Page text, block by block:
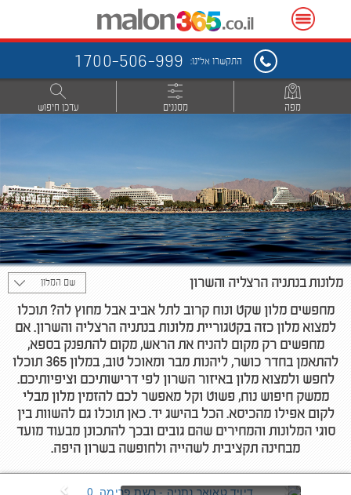
התקשרו אלינו: 1700-506-999
מפה מסננים עדכן חיפוש
מלונות בנתניה הרצליה והשרון שם המלון
מחפשים מלון שקט ונוח קרוב לתל אביב אבל מחוץ לה? תוכלו
למצוא מלון כזה בקטגוריית מלונות בנתניה הרצליה והשרון. אם
מחפשים רק מקום להניח את הראש, מקום להתפנק בספא,
להתאמן בחדר כושר, ליהנות מבר ומאוכל טוב, במלון 365 תוכלו
לחפש ולמצוא מלון באיזור השרון לפי דרישותיכם וציפיותיכם.
ממשק חיפוש נוח, פשוט וקל מאפשר לכם להזמין מלון מבלי
לקום אפילו מהכיסא. הכל בהישג יד. כאן תוכלו גם להשוות בין
סוגי המלונות והמחירים שהם גובים ובכך להתכונן מבעוד מועד
מבחינה תקציבית לשהייה ולחופשה בשרון היפה.